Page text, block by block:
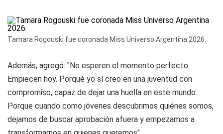
Tamara Rogouski fue coronada Miss Universo Argentina 2026.
Además, agregó: "No esperen el momento perfecto.
Empiecen hoy. Porqué yo sí creo en una juventud con
compromiso, capaz de dejar una huella en este mundo.
Porque cuando como jóvenes descubrimos quiénes somos,
dejamos de buscar aprobación afuera y empezamos a